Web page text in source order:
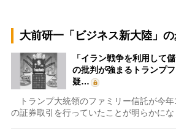
大前研一「ビジネス新大陸」
「イラン戦争を利用して
の批判が強まるトランプ
疑…
トランプ大統領のファミリー信託が今
の証券取引を行っていたことが明らかにな